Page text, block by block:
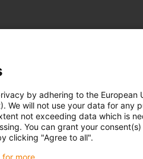
by adhering to the European
We will not use your data for any
not exceeding data which is
You can grant your
clicking "Agree to all".
for more